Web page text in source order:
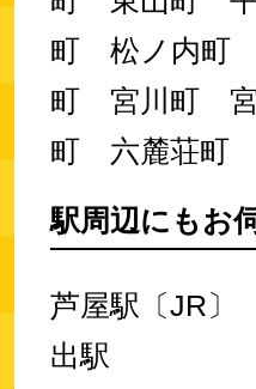
町 松ノ内町
町 宮川町
町 六麓荘町
駅周辺にもお
芦屋駅〔JR
出駅